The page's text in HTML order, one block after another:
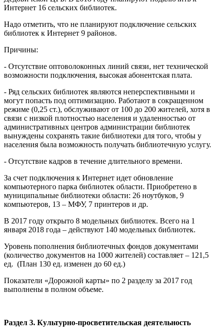
Интернет 16 сельских библиотек.
Надо отметить, что не планируют подключение сельских
библиотек к Интернет 9 районов.
Причины:
- Отсутствие оптоволоконных линий связи, нет технической
возможности подключения, высокая абонентская плата.
- Ряд сельских библиотек являются неперспективными и
могут попасть под оптимизацию. Работают в сокращенном
режиме (0,25 ст.), обслуживают от 100 до 200 жителей, хотя в
связи с низкой плотностью населения и удаленностью от
административных центров администрации библиотек
вынуждены сохранять такие библиотеки для того, чтобы у
населения была возможность получать библиотечную услугу.
- Отсутствие кадров в течение длительного времени.
За счет подключения к Интернет идет обновление
компьютерного парка библиотек области. Приобретено в
муниципальные библиотеки области: 26 ноутбуков, 9
компьютеров, 13 – МФУ, 7 принтеров и др.
В 2017 году открыто 8 модельных библиотек. Всего на 1
января 2018 года – действуют 140 модельных библиотек.
Уровень пополнения библиотечных фондов документами
(количество документов на 1000 жителей) составляет – 121,5
ед. (План 130 ед. изменен до 60 ед.)
Показатели «Дорожной карты» по 2 разделу за 2017 год
выполнены в полном объеме.
Раздел 3. Культурно-просветительская деятельность